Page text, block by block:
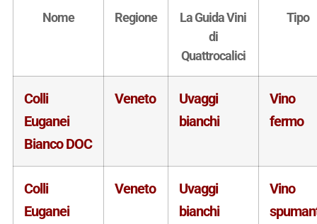
Nome Regione
La Guida Vini
di
Quattrocalici
Tipo
Colli
Euganei
Bianco DOC
Veneto
Uvaggi
bianchi
Vino
fermo
Colli
Euganei
Veneto
Uvaggi
bianchi
Vino